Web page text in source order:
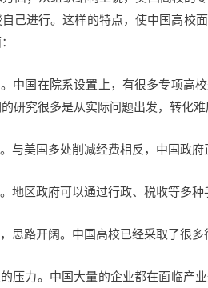
己进行。这样的特点，使中国高校
中国在院系设置上，有很多专项高
研究很多是从实际问题出发，转化
与美国多处削减经费相反，中国政
地区政府可以通过行政、税收等多
思路开阔。中国高校已经采取了很
压力。中国大量的企业都在面临产